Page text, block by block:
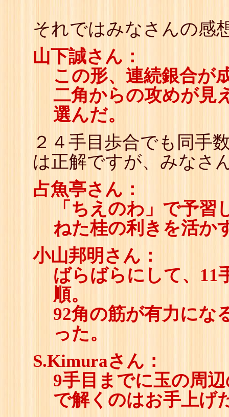
それではみなさんの感
山下誠さん：
この形、連続銀合が
二角からの攻めが見
選んだ。
２４手目歩合でも同手
は正解ですが、みなさ
占魚亭さん：
「ちえのわ」で予
ねた桂の利きを活か
小山邦明さん：
ばらばらにして、11
順。
92角の筋が有力にな
った。
S.Kimuraさん：
9手目までに玉の周
で解くのはお手上げ